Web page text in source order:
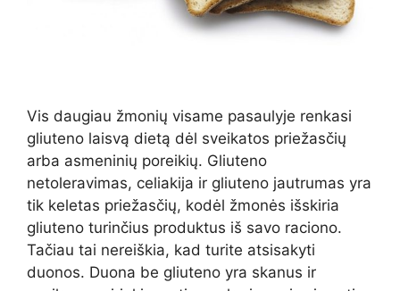
Vis daugiau žmonių visame pasaulyje renkasi
gliuteno laisvą dietą dėl sveikatos priežasčių
arba asmeninių poreikių. Gliuteno
netoleravimas, celiakija ir gliuteno jautrumas yra
tik keletas priežasčių, kodėl žmonės išskiria
gliuteno turinčius produktus iš savo raciono.
Tačiau tai nereiškia, kad turite atsisakyti
duonos. Duona be gliuteno yra skanus ir